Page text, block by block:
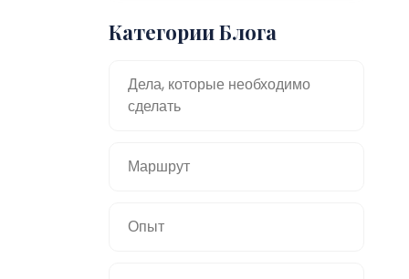
Категории Блога
Дела, которые необходимо
сделать
Маршрут
Опыт